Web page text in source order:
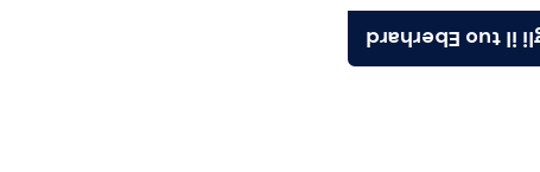
Scegli il tuo